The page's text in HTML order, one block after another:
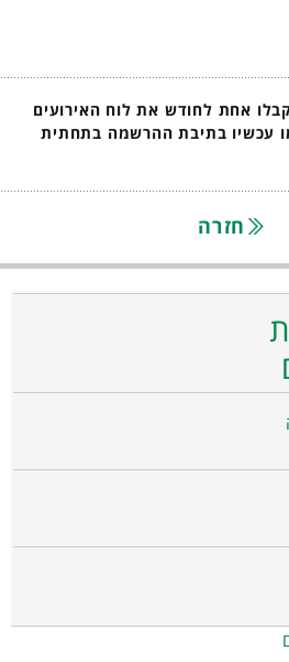
אחת לחודש את לוח האירועים
עכשיו בתיבת ההרשמה בתחתית
חזרה